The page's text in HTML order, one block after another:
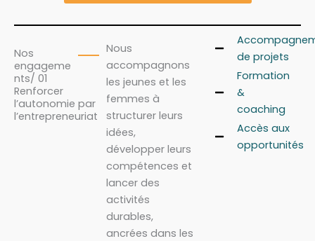
Nos
engageme
nts/ 01
Renforcer
l’autonomie par
l’entrepreneuriat
Nous
accompagnons
les jeunes et les
femmes à
structurer leurs
idées,
développer leurs
compétences et
lancer des
activités
durables,
ancrées dans les
de projets
Formation
&
coaching
Accès aux
opportunités